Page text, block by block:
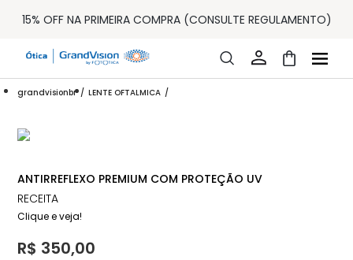
15% OFF NA PRIMEIRA COMPRA (CONSULTE REGULAMENTO)
LOJA ONLINE DE LENTES DE CONTATO E ÓCULOS
10% OFF PAGAMENTO
grandvisionbr LENTE OFTALMICA
ANTIRREFLEXO PREMIUM COM PROTEÇÃO UV
RECEITA
Clique e veja!
R$ 350,00